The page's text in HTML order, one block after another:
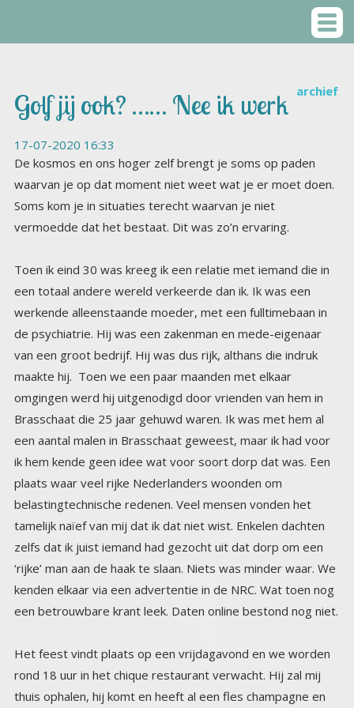
archief
Golf jij ook? …… Nee ik werk
17-07-2020 16:33
De kosmos en ons hoger zelf brengt je soms op paden
waarvan je op dat moment niet weet wat je er moet doen.
Soms kom je in situaties terecht waarvan je niet
vermoedde dat het bestaat. Dit was zo’n ervaring.
Toen ik eind 30 was kreeg ik een relatie met iemand die in
een totaal andere wereld verkeerde dan ik. Ik was een
werkende alleenstaande moeder, met een fulltimebaan in
de psychiatrie. Hij was een zakenman en mede-eigenaar
van een groot bedrijf. Hij was dus rijk, althans die indruk
maakte hij. Toen we een paar maanden met elkaar
omgingen werd hij uitgenodigd door vrienden van hem in
Brasschaat die 25 jaar gehuwd waren. Ik was met hem al
een aantal malen in Brasschaat geweest, maar ik had voor
ik hem kende geen idee wat voor soort dorp dat was. Een
plaats waar veel rijke Nederlanders woonden om
belastingtechnische redenen. Veel mensen vonden het
tamelijk naïef van mij dat ik dat niet wist. Enkelen dachten
zelfs dat ik juist iemand had gezocht uit dat dorp om een
‘rijke’ man aan de haak te slaan. Niets was minder waar. We
kenden elkaar via een advertentie in de NRC. Wat toen nog
een betrouwbare krant leek. Daten online bestond nog niet.
Het feest vindt plaats op een vrijdagavond en we worden
rond 18 uur in het chique restaurant verwacht. Hij zal mij
thuis ophalen, hij komt en heeft al een fles champagne en
een prachtig boeket bloemen bij zich voor het bruidspaar.
Hij bekijkt de kleding die ik aanheb, een net jurkje met een
jasje, maar hij vindt het niet mooi genoeg. Heb je niets
beters? Samen kijken we in mijn kledingkast, ik heb niet veel
kleding, enkele jurkjes en wat broeken en truien en T-shirts
-Als ik geld over heb koop ik liever boeken- Er hangt een
zwarte jurk die ik zelf heb gemaakt van zijdeachtige stof.
Hij wijst ernaar, doe die maar aan. En sieraden, heb je een
mooie ketting of zoiets? Ik laat hem mijn bescheiden
sieraden doosje zien, allemaal goedkope kettinkjes en
oorbellen. Een paar zwart witte oorbellen met een